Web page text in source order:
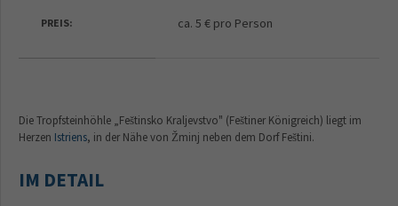
PREIS: ca. 5 € pro Person
Die Tropfsteinhöhle „Feštinsko Kraljevstvo" (Feštiner Königreich) liegt im
Herzen Istriens, in der Nähe von Žminj neben dem Dorf Feštini.
IM DETAIL